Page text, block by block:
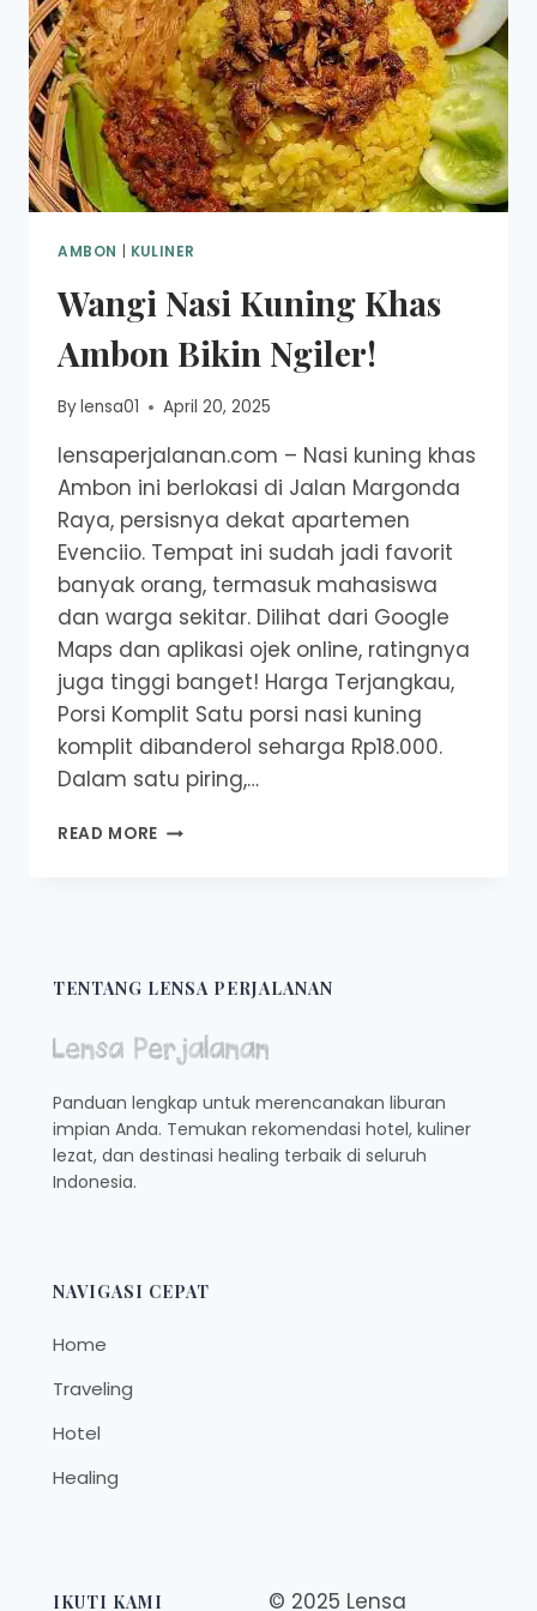
AMBON KULINER
Wangi Nasi Kuning Khas
Ambon Bikin Ngiler!
Bylensa01 April 20, 2025
lensaperjalanan.com – Nasi kuning khas
Ambon ini berlokasi di Jalan Margonda
Raya, persisnya dekat apartemen
Evenciio. Tempat ini sudah jadi favorit
banyak orang, termasuk mahasiswa
dan warga sekitar. Dilihat dari Google
Maps dan aplikasi ojek online, ratingnya
juga tinggi banget! Harga Terjangkau,
Porsi Komplit Satu porsi nasi kuning
komplit dibanderol seharga Rp18.000.
Dalam satu piring,…
READ MORE WANGI
NGILER!
TENTANG LENSA PERJALANAN
Panduan lengkap untuk merencanakan liburan
impian Anda. Temukan rekomendasi hotel, kuliner
lezat, dan destinasi healing terbaik di seluruh
Indonesia.
NAVIGASI CEPAT
Home
Traveling
Hotel
Healing
IKUTI KAMI © 2025 Lensa